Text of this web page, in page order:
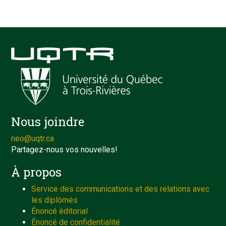
Nous joindre
neo@uqtr.ca
Partagez-nous vos nouvelles!
À propos
Service des communications et des relations avec
les diplômés
Énoncé éditorial
Énoncé de confidentialité